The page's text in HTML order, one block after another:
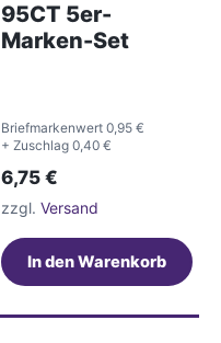
95CT 5er-
Marken-Set
Briefmarkenwert 0,95 €
+ Zuschlag 0,40 €
6,75 €
zzgl. Versand
In den Warenkorb